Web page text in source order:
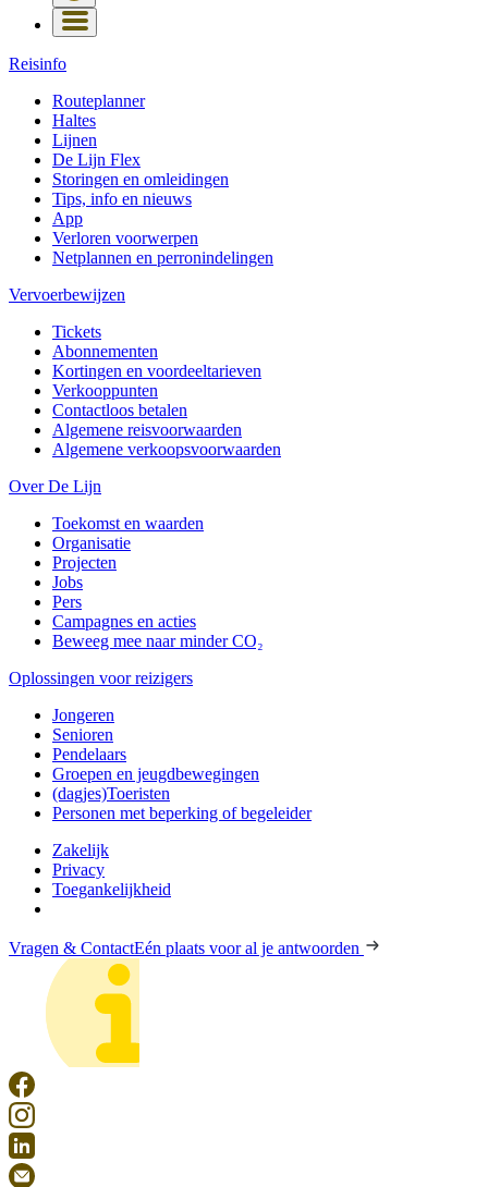
Reisinfo
Routeplanner
Haltes
Lijnen
De Lijn Flex
Storingen en omleidingen
Tips, info en nieuws
App
Verloren voorwerpen
Netplannen en perronindelingen
Vervoerbewijzen
Tickets
Abonnementen
Kortingen en voordeeltarieven
Verkooppunten
Contactloos betalen
Algemene reisvoorwaarden
Algemene verkoopsvoorwaarden
Over De Lijn
Toekomst en waarden
Organisatie
Projecten
Jobs
Pers
Campagnes en acties
Beweeg mee naar minder CO₂
Oplossingen voor reizigers
Jongeren
Senioren
Pendelaars
Groepen en jeugdbewegingen
(dagjes)Toeristen
Personen met beperking of begeleider
Zakelijk
Privacy
Toegankelijkheid
Vragen & ContactEén plaats voor al je antwoorden